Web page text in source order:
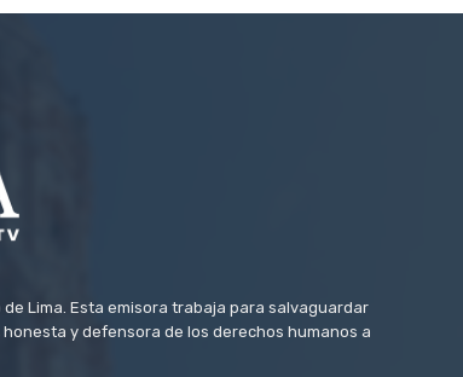
Lima. Esta emisora trabaja para salvaguardar
y defensora de los derechos humanos a